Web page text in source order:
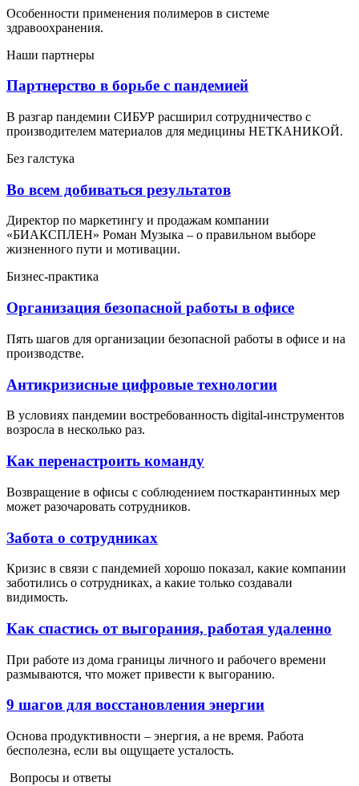
Особенности применения полимеров в системе
здравоохранения.
Наши партнеры
Партнерство в борьбе с пандемией
В разгар пандемии СИБУР расширил сотрудничество с
производителем материалов для медицины НЕТКАНИКОЙ.
Без галстука
Во всем добиваться результатов
Директор по маркетингу и продажам компании
«БИАКСПЛЕН» Роман Музыка – о правильном выборе
жизненного пути и мотивации.
Бизнес-практика
Организация безопасной работы в офисе
Пять шагов для организации безопасной работы в офисе и на
производстве.
Антикризисные цифровые технологии
В условиях пандемии востребованность digital-инструментов
возросла в несколько раз.
Как перенастроить команду
Возвращение в офисы с соблюдением посткарантинных мер
может разочаровать сотрудников.
Забота о сотрудниках
Кризис в связи с пандемией хорошо показал, какие компании
заботились о сотрудниках, а какие только создавали
видимость.
Как спастись от выгорания, работая удаленно
При работе из дома границы личного и рабочего времени
размываются, что может привести к выгоранию.
9 шагов для восстановления энергии
Основа продуктивности – энергия, а не время. Работа
бесполезна, если вы ощущаете усталость.
Вопросы и ответы